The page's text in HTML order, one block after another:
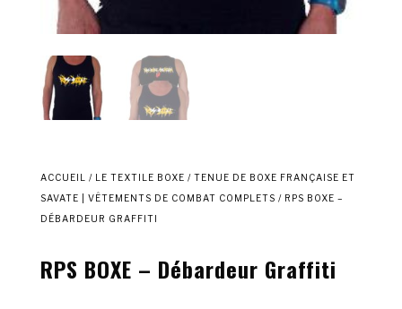
ACCUEIL / LE TEXTILE BOXE / TENUE DE BOXE FRANÇAISE ET
SAVATE | VÊTEMENTS DE COMBAT COMPLETS / RPS BOXE –
DÉBARDEUR GRAFFITI
RPS BOXE – Débardeur Graffiti